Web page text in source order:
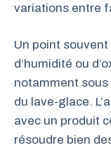
variations entre
Un point
d’humidité ou
notamment
du lave-glace.
avec un produit
résoudre bien